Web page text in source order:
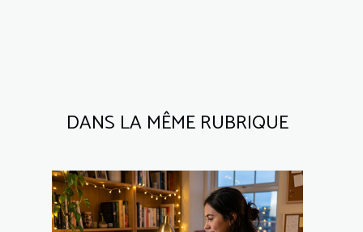
DANS LA MÊME RUBRIQUE